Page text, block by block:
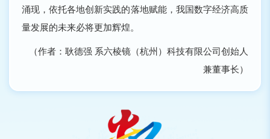
涌现，依托各地创新实践的落地赋能，我国数字经济高质
量发展的未来必将更加辉煌。
（作者：耿德强 系六棱镜（杭州）科技有限公司创始人
兼董事长）